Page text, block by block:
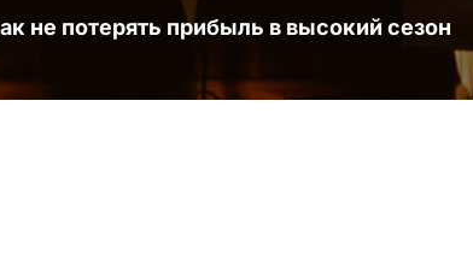
не потерять прибыль в высокий сезон